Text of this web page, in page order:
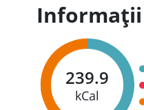
239.9
kCal